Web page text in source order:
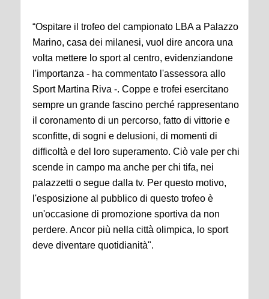
“Ospitare il trofeo del campionato LBA a Palazzo
Marino, casa dei milanesi, vuol dire ancora una
volta mettere lo sport al centro, evidenziandone
l'importanza - ha commentato l'assessora allo
Sport Martina Riva -. Coppe e trofei esercitano
sempre un grande fascino perché rappresentano
il coronamento di un percorso, fatto di vittorie e
sconfitte, di sogni e delusioni, di momenti di
difficoltà e del loro superamento. Ciò vale per chi
scende in campo ma anche per chi tifa, nei
palazzetti o segue dalla tv. Per questo motivo,
l'esposizione al pubblico di questo trofeo è
un'occasione di promozione sportiva da non
perdere. Ancor più nella città olimpica, lo sport
deve diventare quotidianità".